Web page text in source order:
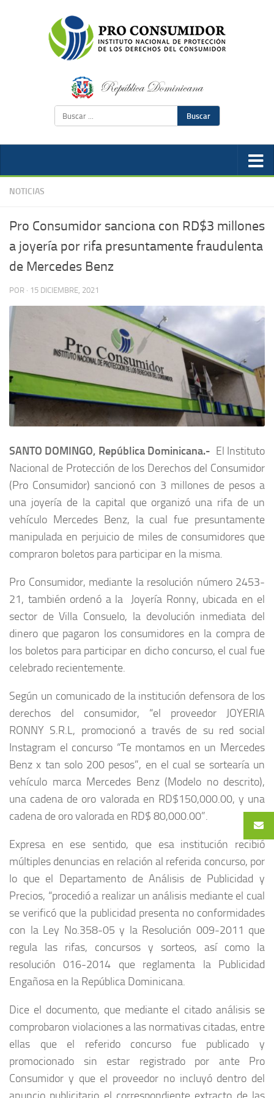
Buscar
NOTICIAS
Pro Consumidor sanciona con RD$3 millones
a joyería por rifa presuntamente fraudulenta
de Mercedes Benz
POR · 15 DICIEMBRE, 2021
SANTO DOMINGO, República Dominicana.- El Instituto
Nacional de Protección de los Derechos del Consumidor
(Pro Consumidor) sancionó con 3 millones de pesos a
una joyería de la capital que organizó una rifa de un
vehículo Mercedes Benz, la cual fue presuntamente
manipulada en perjuicio de miles de consumidores que
compraron boletos para participar en la misma.
Pro Consumidor, mediante la resolución número 2453-
21, también ordenó a la Joyería Ronny, ubicada en el
sector de Villa Consuelo, la devolución inmediata del
dinero que pagaron los consumidores en la compra de
los boletos para participar en dicho concurso, el cual fue
celebrado recientemente.
Según un comunicado de la institución defensora de los
derechos del consumidor, “el proveedor JOYERIA
RONNY S.R.L, promocionó a través de su red social
Instagram el concurso “Te montamos en un Mercedes
Benz x tan solo 200 pesos”, en el cual se sortearía un
vehículo marca Mercedes Benz (Modelo no descrito),
una cadena de oro valorada en RD$150,000.00, y una
cadena de oro valorada en RD$ 80,000.00”.
Expresa en ese sentido, que esa institución recibió
múltiples denuncias en relación al referida concurso, por
lo que el Departamento de Análisis de Publicidad y
Precios, “procedió a realizar un análisis mediante el cual
se verificó que la publicidad presenta no conformidades
con la Ley No.358-05 y la Resolución 009-2011 que
regula las rifas, concursos y sorteos, así como la
resolución 016-2014 que reglamenta la Publicidad
Engañosa en la República Dominicana.
Dice el documento, que mediante el citado análisis se
comprobaron violaciones a las normativas citadas, entre
ellas que el referido concurso fue publicado y
promocionado sin estar registrado por ante Pro
Consumidor y que el proveedor no incluyó dentro del